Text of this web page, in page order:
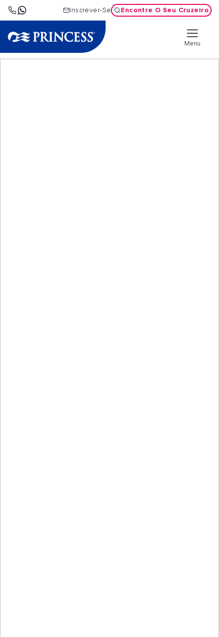
Inscrever-Se Encontre O Seu Cruzeiro
Menu